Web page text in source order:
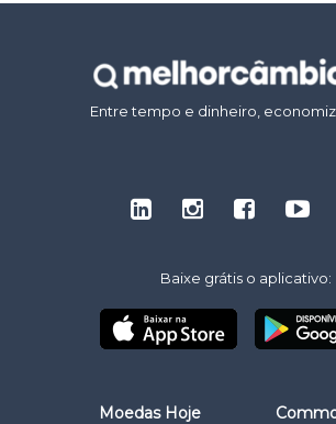
Entre tempo e dinheiro,
Baixe grátis o aplicativo:
Moedas Hoje